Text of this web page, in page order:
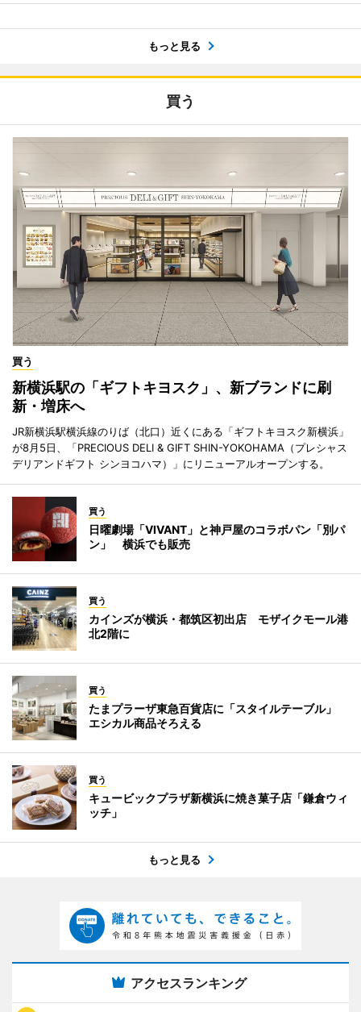
もっと見る
買う
買う
新横浜駅の「ギフトキヨスク」、新ブランドに刷
新・増床へ
JR新横浜駅横浜線のりば（北口）近くにある「ギフトキヨスク新横浜」
が8月5日、「PRECIOUS DELI & GIFT SHIN-YOKOHAMA（プレシャス
デリアンドギフト シンヨコハマ）」にリニューアルオープンする。
買う
日曜劇場「VIVANT」と神戸屋のコラボパン「別パ
ン」 横浜でも販売
買う
カインズが横浜・都筑区初出店 モザイクモール港
北2階に
買う
たまプラーザ東急百貨店に「スタイルテーブル」
エシカル商品そろえる
買う
キュービックプラザ新横浜に焼き菓子店「鎌倉ウィ
ッチ」
もっと見る
アクセスランキング